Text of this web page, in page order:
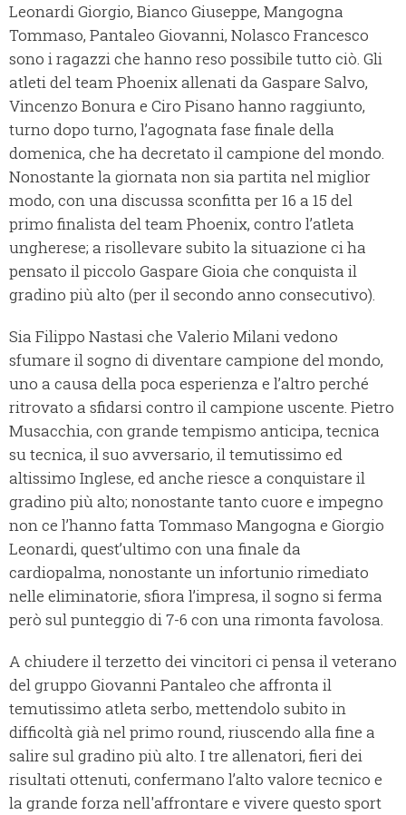
Leonardi Giorgio, Bianco Giuseppe, Mangogna
Tommaso, Pantaleo Giovanni, Nolasco Francesco
sono i ragazzi che hanno reso possibile tutto ciò. Gli
atleti del team Phoenix allenati da Gaspare Salvo,
Vincenzo Bonura e Ciro Pisano hanno raggiunto,
turno dopo turno, l’agognata fase finale della
domenica, che ha decretato il campione del mondo.
Nonostante la giornata non sia partita nel miglior
modo, con una discussa sconfitta per 16 a 15 del
primo finalista del team Phoenix, contro l’atleta
ungherese; a risollevare subito la situazione ci ha
pensato il piccolo Gaspare Gioia che conquista il
gradino più alto (per il secondo anno consecutivo).
Sia Filippo Nastasi che Valerio Milani vedono
sfumare il sogno di diventare campione del mondo,
uno a causa della poca esperienza e l’altro perché
ritrovato a sfidarsi contro il campione uscente. Pietro
Musacchia, con grande tempismo anticipa, tecnica
su tecnica, il suo avversario, il temutissimo ed
altissimo Inglese, ed anche riesce a conquistare il
gradino più alto; nonostante tanto cuore e impegno
non ce l’hanno fatta Tommaso Mangogna e Giorgio
Leonardi, quest’ultimo con una finale da
cardiopalma, nonostante un infortunio rimediato
nelle eliminatorie, sfiora l’impresa, il sogno si ferma
però sul punteggio di 7-6 con una rimonta favolosa.
A chiudere il terzetto dei vincitori ci pensa il veterano
del gruppo Giovanni Pantaleo che affronta il
temutissimo atleta serbo, mettendolo subito in
difficoltà già nel primo round, riuscendo alla fine a
salire sul gradino più alto. I tre allenatori, fieri dei
risultati ottenuti, confermano l’alto valore tecnico e
la grande forza nell'affrontare e vivere questo sport